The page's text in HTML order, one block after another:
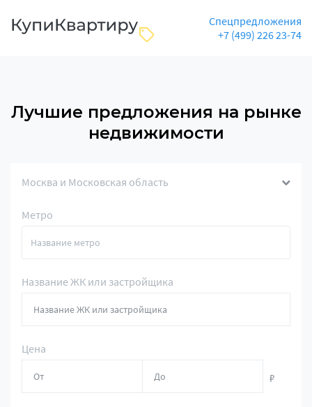
Спецпредложения
+7 (499) 226 23-74
Лучшие предложения на рынке
недвижимости
Москва и Московская область
Метро
Название ЖК или застройщика
Цена
₽